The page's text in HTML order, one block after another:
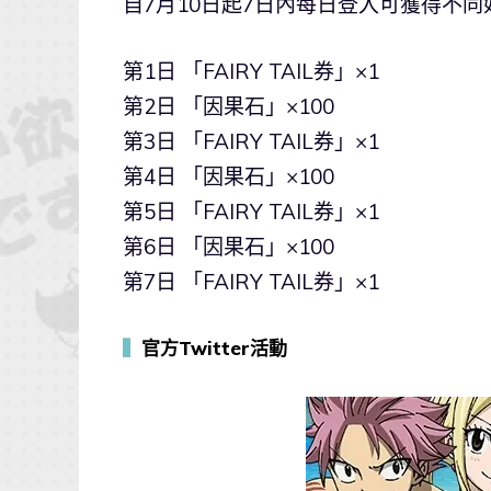
第1日 「FAIRY TAIL券」×1
第2日 「因果石」×100
第3日 「FAIRY TAIL券」×1
第4日 「因果石」×100
第5日 「FAIRY TAIL券」×1
第6日 「因果石」×100
第7日 「FAIRY TAIL券」×1
官方Twitter活動